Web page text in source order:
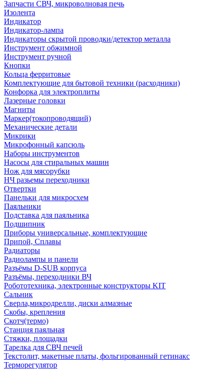
Запчасти СВЧ, микроволновая печь
Изолента
Индикатор
Индикатор-лампа
Индикаторы скрытой проводки/детектор металла
Инструмент обжимной
Инструмент ручной
Кнопки
Кольца ферритовые
Комплектующие для бытовой техники (расходники)
Конфорка для электроплиты
Лазерные головки
Магниты
Маркер(токопроводящий)
Механические детали
Микрики
Микрофонный капсюль
Наборы инструментов
Насосы для стиральных машин
Нож для мясорубки
НЧ разьемы переходники
Отвертки
Панельки для микросхем
Паяльники
Подставка для паяльника
Подшипник
Приборы универсальные, комплектующие
Припой, Сплавы
Радиаторы
Радиолампы и панели
Разъёмы D-SUB корпуса
Разъёмы, переходники ВЧ
Робототехника, электронные конструкторы KIT
Сальник
Сверла,микродрелли, диски алмазные
Скобы, крепления
Скотч(термо)
Станция паяльная
Стяжки, площадки
Тарелка для СВЧ печей
Текстолит, макетные платы, фольгированный гетинакс
Терморегулятор